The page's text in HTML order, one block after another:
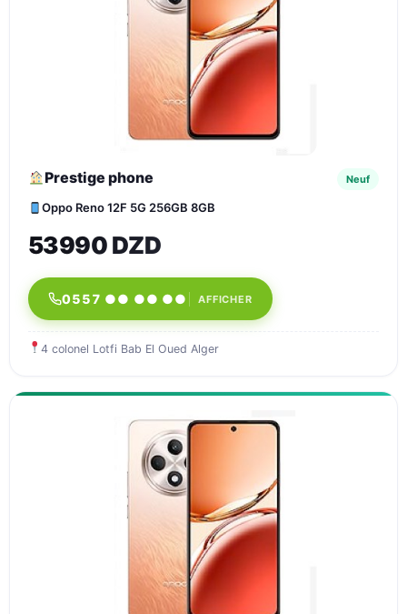
Prestige phone Neuf
Oppo Reno 12F 5G 256GB 8GB
53990 DZD
0557 ●● ●● ●● AFFICHER
4 colonel Lotfi Bab El Oued Alger